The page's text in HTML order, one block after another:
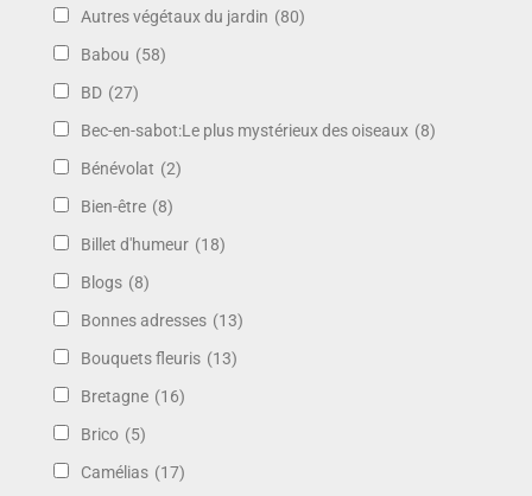
Autres végétaux du jardin (80)
Babou (58)
BD (27)
Bec-en-sabot:Le plus mystérieux des oiseaux (8)
Bénévolat (2)
Bien-être (8)
Billet d'humeur (18)
Blogs (8)
Bonnes adresses (13)
Bouquets fleuris (13)
Bretagne (16)
Brico (5)
Camélias (17)